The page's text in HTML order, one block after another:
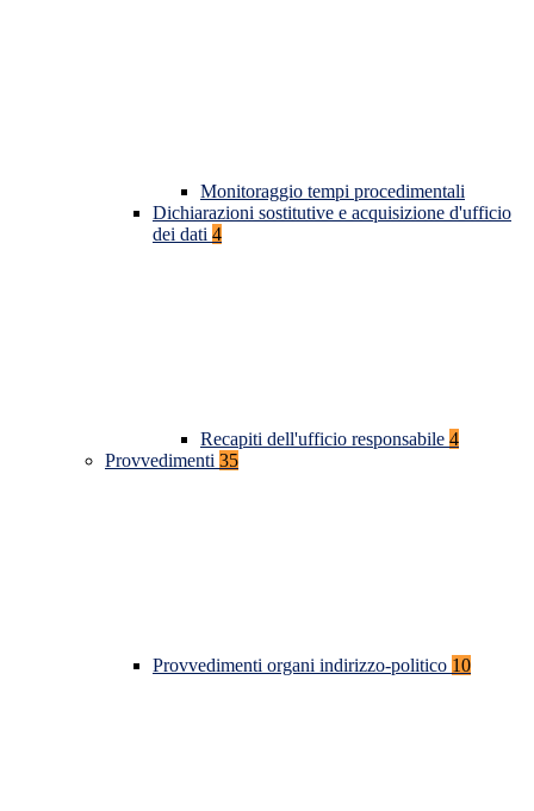
Monitoraggio tempi procedimentali
Dichiarazioni sostitutive e acquisizione d'ufficio
dei dati 4
Recapiti dell'ufficio responsabile 4
Provvedimenti 35
Provvedimenti organi indirizzo-politico 10